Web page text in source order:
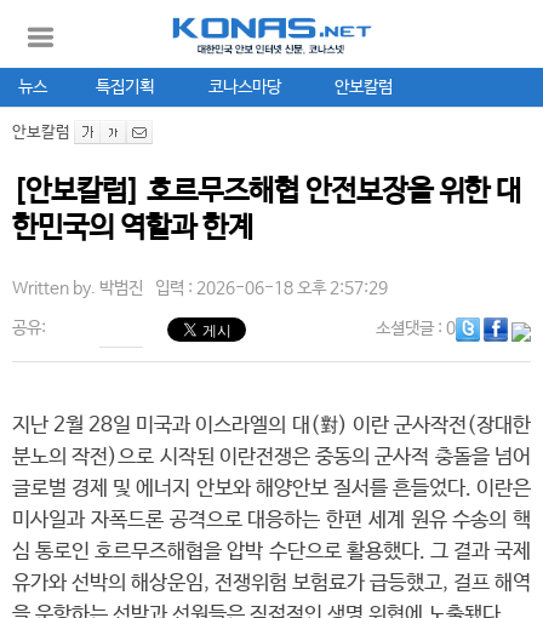
뉴스 특집기획 코나스마당 안보칼럼
안보칼럼
[안보칼럼] 호르무즈해협 안전보장을 위한 대
한민국의 역할과 한계
Written by. 박범진 입력 : 2026-06-18 오후 2:57:29
공유: 소셜댓글: 0
지난 2월 28일 미국과 이스라엘의 대(對) 이란 군사작전(장대한
분노의 작전)으로 시작된 이란전쟁은 중동의 군사적 충돌을 넘어
글로벌 경제 및 에너지 안보와 해양안보 질서를 흔들었다. 이란은
미사일과 자폭드론 공격으로 대응하는 한편 세계 원유 수송의 핵
심 통로인 호르무즈해협을 압박 수단으로 활용했다. 그 결과 국제
유가와 선박의 해상운임, 전쟁위험 보험료가 급등했고, 걸프 해역